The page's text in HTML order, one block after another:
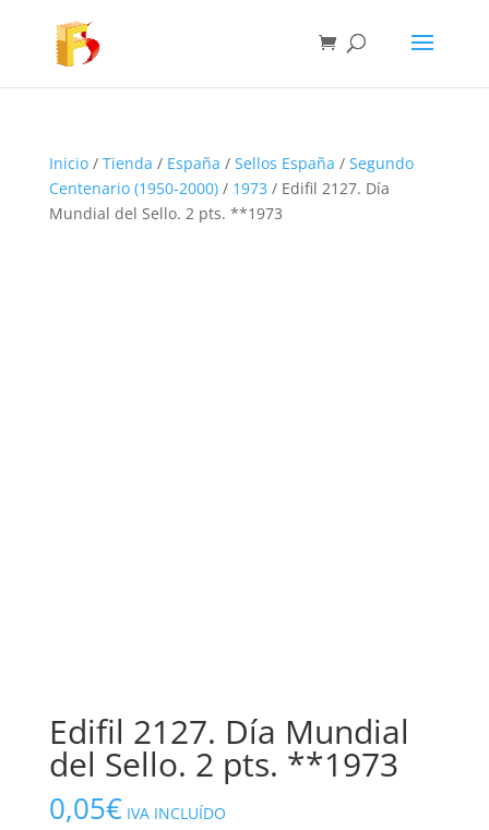
Inicio/ Tienda / España / Sellos España / Segundo
Centenario (1950-2000)/ 1973 / Edifil 2127. Día
Mundial del Sello. 2 pts. **1973
Edifil 2127. Día Mundial
del Sello. 2 pts. **1973
0,05€ IVA INCLUÍDO